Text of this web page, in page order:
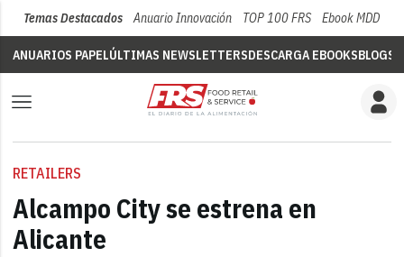
Temas Destacados Anuario Innovación TOP 100 FRS Ebook MDD
ANUARIOS PAPELÚLTIMAS NEWSLETTERSDESCARGA EBOOKSBLOGS
RETAILERS
Alcampo City se estrena en
Alicante